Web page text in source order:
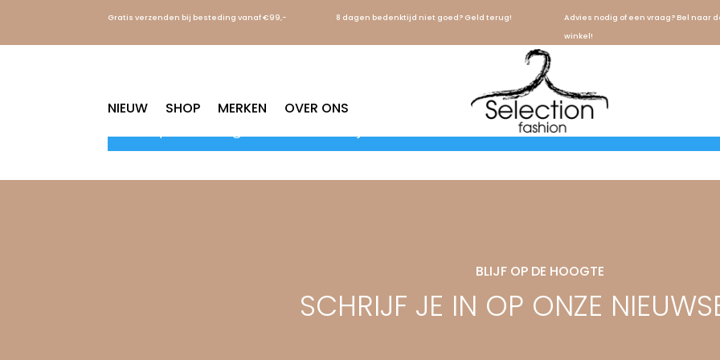
Gratis verzenden bij besteding vanaf €99,- 8 dagen bedenktijd niet goed? Geld terug!
Advies nodig of een vraag? Bel naar
winkel!
NIEUW SHOP MERKEN OVER ONS
BLIJF OP DE HOOGTE
SCHRIJF JE IN OP ONZE